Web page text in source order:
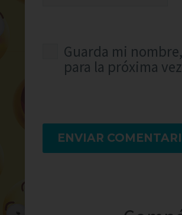
Guarda mi
para la próxima
ENVIAR